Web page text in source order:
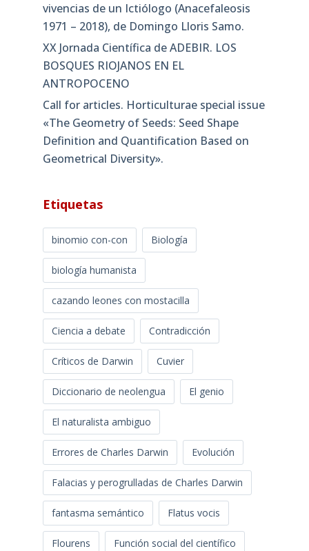
vivencias de un Ictiólogo (Anacefaleosis
1971 – 2018), de Domingo Lloris Samo.
XX Jornada Científica de ADEBIR. LOS
BOSQUES RIOJANOS EN EL
ANTROPOCENO
Call for articles. Horticulturae special issue
«The Geometry of Seeds: Seed Shape
Definition and Quantification Based on
Geometrical Diversity»​.
Etiquetas
binomio con-con Biología
biología humanista
cazando leones con mostacilla
Ciencia a debate Contradicción
Críticos de Darwin Cuvier
Diccionario de neolengua El genio
El naturalista ambiguo
Errores de Charles Darwin Evolución
Falacias y perogrulladas de Charles Darwin
fantasma semántico Flatus vocis
Flourens Función social del científico